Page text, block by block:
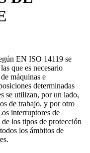
EN ISO 14119 se
que es necesario
máquinas e
determinadas
se utilizan, por un lado,
de trabajo, y por otro
interruptores de
los tipos de protección
los ámbitos de